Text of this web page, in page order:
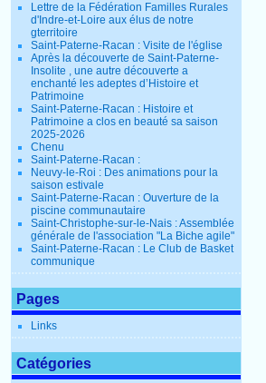
Lettre de la Fédération Familles Rurales
d'Indre-et-Loire aux élus de notre
gterritoire
Saint-Paterne-Racan : Visite de l'église
Après la découverte de Saint-Paterne-
Insolite , une autre découverte a
enchanté les adeptes d’Histoire et
Patrimoine
Saint-Paterne-Racan : Histoire et
Patrimoine a clos en beauté sa saison
2025-2026
Chenu
Saint-Paterne-Racan :
Neuvy-le-Roi : Des animations pour la
saison estivale
Saint-Paterne-Racan : Ouverture de la
piscine communautaire
Saint-Christophe-sur-le-Nais : Assemblée
générale de l'association "La Biche agile"
Saint-Paterne-Racan : Le Club de Basket
communique
Pages
Links
Catégories